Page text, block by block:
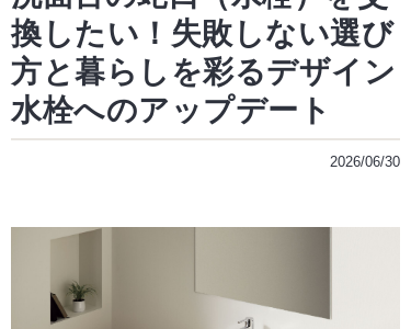
換したい！失敗しない選び
方と暮らしを彩るデザイン
水栓へのアップデート
2026/06/30